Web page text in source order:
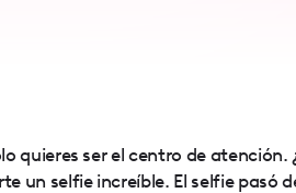
quieres ser el centro de
un selfie increíble. El selfie pasó